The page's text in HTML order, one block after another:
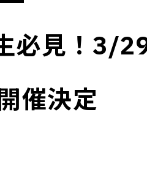
必見！3/
催決定